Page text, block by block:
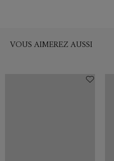
VOUS AIMEREZ AUSSI